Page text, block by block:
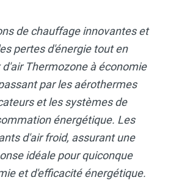
de chauffage innovantes et
pertes d'énergie tout en
Thermozone à économie
par les aérothermes
et les systèmes de
énergétique. Les
d'air froid, assurant une
idéale pour quiconque
et d'efficacité énergétique.